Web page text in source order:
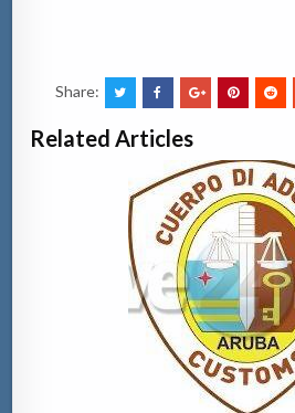
Share:
Related Articles